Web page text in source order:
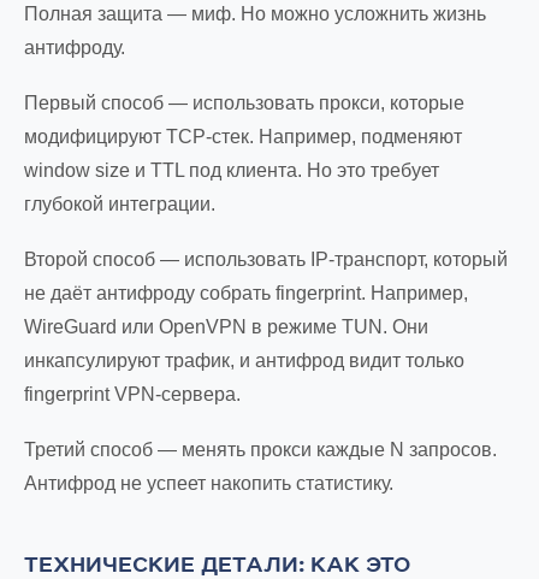
Полная защита — миф. Но можно усложнить жизнь
антифроду.
Первый способ — использовать прокси, которые
модифицируют TCP-стек. Например, подменяют
window size и TTL под клиента. Но это требует
глубокой интеграции.
Второй способ — использовать IP-транспорт, который
не даёт антифроду собрать fingerprint. Например,
WireGuard или OpenVPN в режиме TUN. Они
инкапсулируют трафик, и антифрод видит только
fingerprint VPN-сервера.
Третий способ — менять прокси каждые N запросов.
Антифрод не успеет накопить статистику.
ТЕХНИЧЕСКИЕ ДЕТАЛИ: КАК ЭТО